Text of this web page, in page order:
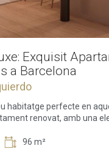
Exquisit
a Barcelona
habitatge perfecte en
renovat, amb una
a aquest
96 m²